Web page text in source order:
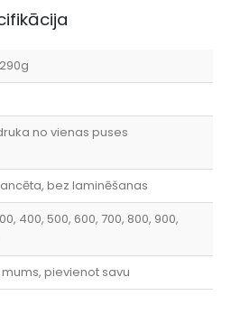
no vienas puses
bez laminēšanas
400, 500, 600, 700, 800, 900,
pievienot savu